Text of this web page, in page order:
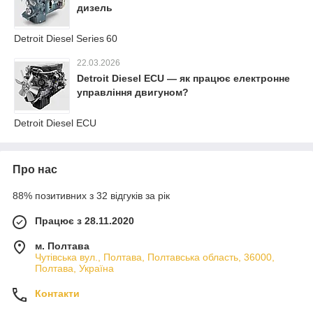
дизель
Detroit Diesel Series 60
22.03.2026
Detroit Diesel ECU — як працює електронне
управління двигуном?
Detroit Diesel ECU
Про нас
88% позитивних з 32 відгуків за рік
Працює з 28.11.2020
м. Полтава
Чутівська вул., Полтава, Полтавська область, 36000,
Полтава, Україна
Контакти